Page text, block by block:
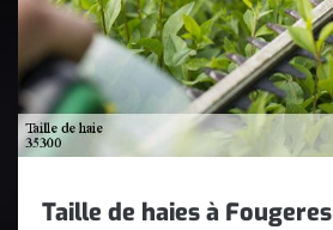
Taille de haies à Fougeres